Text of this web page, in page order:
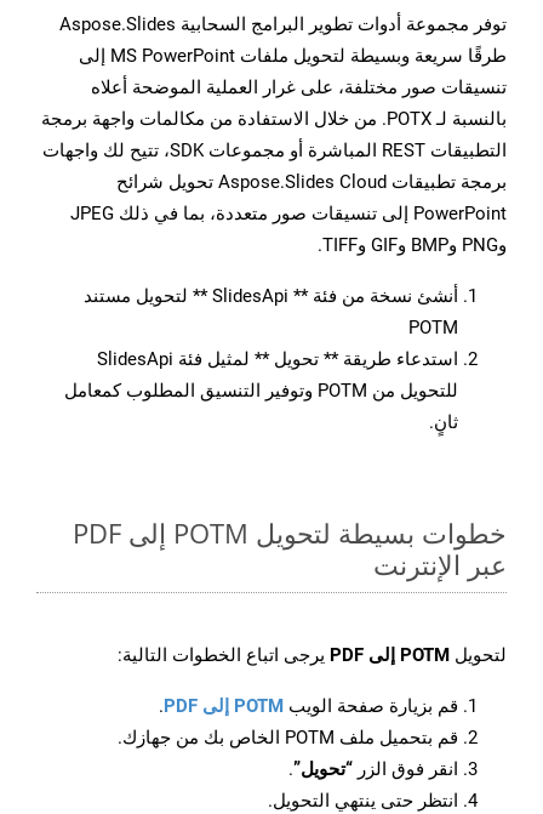
توفر مجموعة أدوات تطوير البرامج السحابية Aspose.Slides
طرقًا سريعة وبسيطة لتحويل ملفات MS PowerPoint إلى
تنسيقات صور مختلفة، على غرار العملية الموضحة أعلاه
بالنسبة لـ POTX. من خلال الاستفادة من مكالمات واجهة برمجة
التطبيقات REST المباشرة أو مجموعات SDK، تتيح لك واجهات
برمجة تطبيقات Aspose.Slides Cloud تحويل شرائح
PowerPoint إلى تنسيقات صور متعددة، بما في ذلك JPEG
وPNG وBMP وGIF وTIFF.
أنشئ نسخة من فئة ** SlidesApi ** لتحويل مستند
POTM
استدعاء طريقة ** تحويل ** لمثيل فئة SlidesApi
للتحويل من POTM وتوفير التنسيق المطلوب كمعامل
ثانٍ.
خطوات بسيطة لتحويل POTM إلى PDF
عبر الإنترنت
لتحويل POTM إلى PDF يرجى اتباع الخطوات التالية:
قم بزيارة صفحة الويب POTM إلى PDF
.
قم بتحميل ملف POTM الخاص بك من جهازك.
انقر فوق الزر “تحويل”.
انتظر حتى ينتهي التحويل.